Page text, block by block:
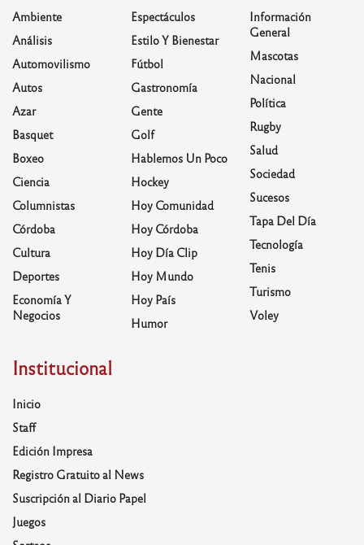
Ambiente
Análisis
Automovilismo
Autos
Azar
Basquet
Boxeo
Ciencia
Columnistas
Córdoba
Cultura
Deportes
Economía Y
Negocios
Espectáculos
Estilo Y Bienestar
Fútbol
Gastronomía
Gente
Golf
Hablemos Un Poco
Hockey
Hoy Comunidad
Hoy Córdoba
Hoy Día Clip
Hoy Mundo
Hoy País
Humor
Información
General
Mascotas
Nacional
Política
Rugby
Salud
Sociedad
Sucesos
Tapa Del Día
Tecnología
Tenis
Turismo
Voley
Institucional
Inicio
Staff
Edición Impresa
Registro Gratuito al News
Suscripción al Diario Papel
Juegos